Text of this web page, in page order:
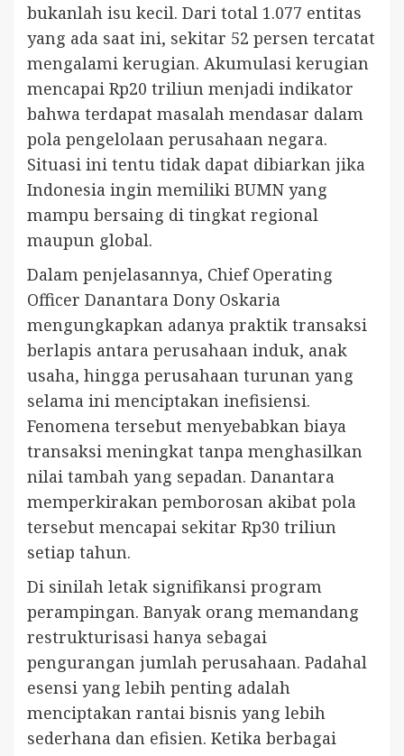
bukanlah isu kecil. Dari total 1.077 entitas
yang ada saat ini, sekitar 52 persen tercatat
mengalami kerugian. Akumulasi kerugian
mencapai Rp20 triliun menjadi indikator
bahwa terdapat masalah mendasar dalam
pola pengelolaan perusahaan negara.
Situasi ini tentu tidak dapat dibiarkan jika
Indonesia ingin memiliki BUMN yang
mampu bersaing di tingkat regional
maupun global.
Dalam penjelasannya, Chief Operating
Officer Danantara Dony Oskaria
mengungkapkan adanya praktik transaksi
berlapis antara perusahaan induk, anak
usaha, hingga perusahaan turunan yang
selama ini menciptakan inefisiensi.
Fenomena tersebut menyebabkan biaya
transaksi meningkat tanpa menghasilkan
nilai tambah yang sepadan. Danantara
memperkirakan pemborosan akibat pola
tersebut mencapai sekitar Rp30 triliun
setiap tahun.
Di sinilah letak signifikansi program
perampingan. Banyak orang memandang
restrukturisasi hanya sebagai
pengurangan jumlah perusahaan. Padahal
esensi yang lebih penting adalah
menciptakan rantai bisnis yang lebih
sederhana dan efisien. Ketika berbagai